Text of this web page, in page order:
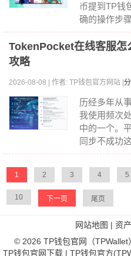
币提到TP钱
确的操作步
TokenPocket在线客服怎
攻略
2026-08-08 | 作者: TP钱包官方网站 |
历经多年从
我使用频次
中的一个。
同步不成功
1 2 3 4 5
10 下一页 尾页
网站地图 | 资
© 2026 TP钱包官网（TPWallet
TP钱包官网下载 | TP钱包官方